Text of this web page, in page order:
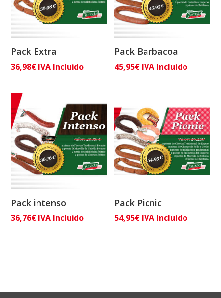
Pack Extra
36,98€ IVA Incluido
Pack Barbacoa
45,95€ IVA Incluido
Pack intenso
36,76€ IVA Incluido
Pack Picnic
54,95€ IVA Incluido